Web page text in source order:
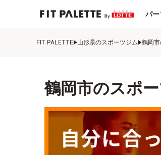
パ
FIT PALETTE 山形県のスポーツジム 鶴岡
鶴岡市のスポ